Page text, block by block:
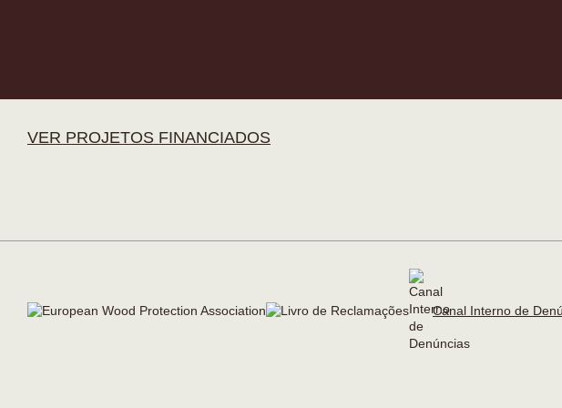
VER PROJETOS FINANCIADOS
Canal Interno de